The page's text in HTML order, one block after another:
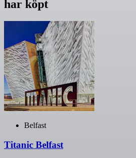
har köpt
Belfast
Titanic Belfast